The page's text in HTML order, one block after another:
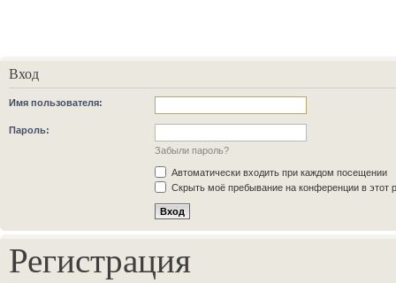
Вход
Имя пользователя:
Пароль:
Забыли пароль?
Автоматически входить при каждом посещении
Скрыть моё пребывание на конференции в этот
Регистрация